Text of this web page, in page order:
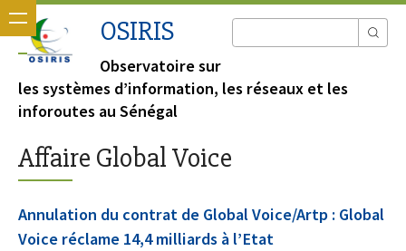
OSIRIS
Observatoire sur
les systèmes d’information, les réseaux et les
inforoutes au Sénégal
Affaire Global Voice
Annulation du contrat de Global Voice/Artp : Global
Voice réclame 14,4 milliards à l’Etat